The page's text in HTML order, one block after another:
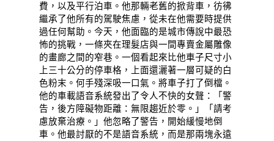
費，以及平行泊車。他那輛老舊的掀背車，彷彿
繼承了他所有的駕駛焦慮，從未在他需要時提供
過任何幫助。今天，他面臨的是城市傳說中最恐
怖的挑戰，一條夾在理髮店與一間專賣金屬雕像
的畫廊之間的窄巷。一個看起來比他車子尺寸小
上三十公分的停車格，上面還灑著一層可疑的白
色粉末。何手殘深吸一口氣。將車子打了倒檔。
他的車載語音系統發出了令人不快的女聲：「警
告，後方障礙物距離：無限趨近於零。」「請考
慮放棄治療。」他忽略了警告，開始緩慢地倒
車。他最討厭的不是語音系統，而是那兩塊永遠